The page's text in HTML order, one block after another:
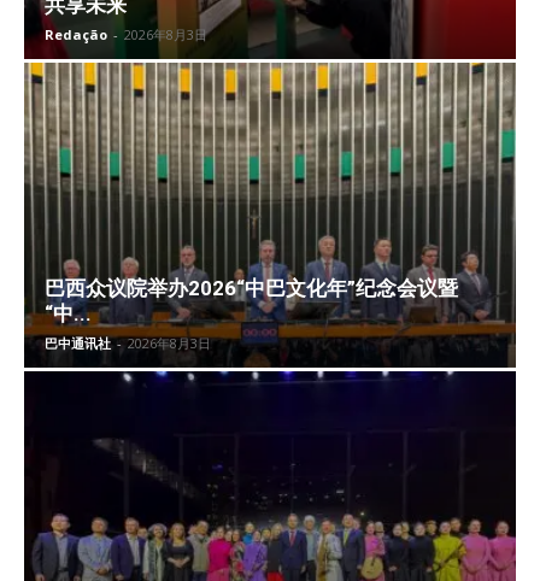
共享未来
Redação - 2026年8月3日
巴西众议院举办2026“中巴文化年”纪念会议暨
“中...
巴中通讯社 - 2026年8月3日